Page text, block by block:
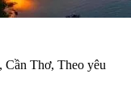
Cần Thơ, Theo yêu